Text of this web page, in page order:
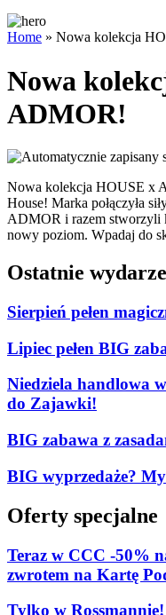
Home » Nowa kolekcja
Nowa
ADMOR!
Nowa kolekcja HOUSE x
House! Marka połączyła
ADMOR i razem stworzyli
nowy poziom. Wpadaj do
Ostatnie
Sierpień pełen
Lipiec pełen BIG
Niedziela handlowa
do Zajawki!
BIG zabawa z
BIG wyprzedaże?
Oferty specjalne
Teraz w CCC -50%
zwrotem na Kartę
Tylko w Rossmannie!